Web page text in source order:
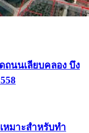
ถนนเลียบคลอง บึง
หมาะสำหรับทำ